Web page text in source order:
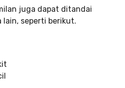
juga dapat ditandai
lain, seperti berikut.